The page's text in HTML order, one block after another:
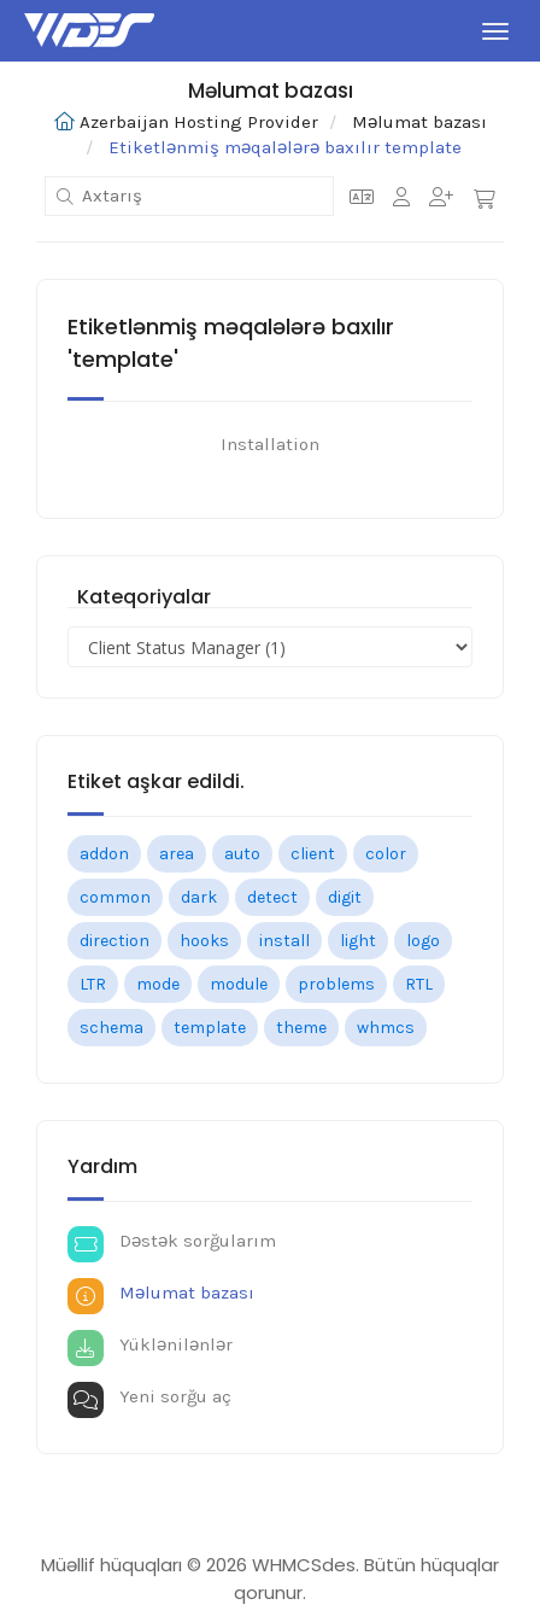
Məlumat bazası
Azerbaijan Hosting Provider
Məlumat bazası
Etiketlənmiş məqalələrə baxılır template
Kateqoriyalar
Etiket aşkar edildi.
addon area auto client color
common dark detect digit
direction hooks install light logo
LTR mode module problems RTL
schema template theme whmcs
Yardım
Dəstək sorğularım
Məlumat bazası
Yüklənilənlər
Yeni sorğu aç
Etiketlənmiş məqalələrə baxılır
'template'
Installation
Müəllif hüquqları © 2026 WHMCSdes. Bütün hüquqlar
qorunur.